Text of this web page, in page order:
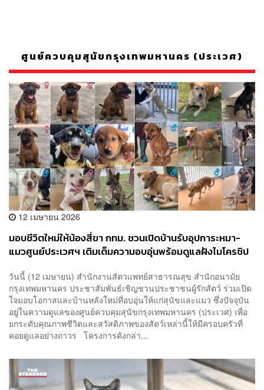
ศูนย์ควบคุมสุนัขกรุงเทพมหานคร (ประเวศ)
12 เมษายน 2026
มอบชีวิตใหม่ให้น้องสี่ขา กทม. ชวนเปิดบ้านรับอุปการะหมา-
แมวศูนย์ประเวศฯ เติมเต็มความอบอุ่นพร้อมดูแลฝังไมโครชิป
วันนี้ (12 เมษายน) สำนักงานสัตวแพทย์สาธารณสุข สำนักอนามัย
กรุงเทพมหานคร ประชาสัมพันธ์เชิญชวนประชาชนผู้รักสัตว์ ร่วมเปิด
ใจมอบโอกาสและบ้านหลังใหม่ที่อบอุ่นให้แก่สุนัขและแมว ซึ่งปัจจุบัน
อยู่ในความดูแลของศูนย์ควบคุมสุนัขกรุงเทพมหานคร (ประเวศ) เพื่อ
ยกระดับคุณภาพชีวิตและสวัสดิภาพของสัตว์เหล่านี้ให้มีครอบครัวที่
คอยดูแลอย่างถาวร โครงการดังกล่า...